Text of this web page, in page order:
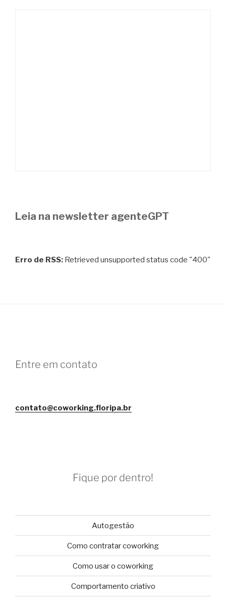
Leia na newsletter agenteGPT
Erro de RSS: Retrieved unsupported status code "400"
Entre em contato
contato@coworking.floripa.br
Fique por dentro!
Autogestão
Como contratar coworking
Como usar o coworking
Comportamento criativo